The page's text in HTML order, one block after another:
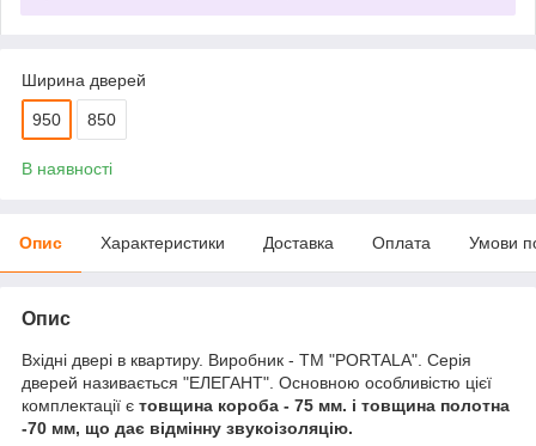
Ширина дверей
950 850
В наявності
Опис Характеристики Доставка Оплата Умови
Опис
Вхідні двері в квартиру. Виробник - ТМ "PORTALA". Серія
дверей називається "ЕЛЕГАНТ". Основною особливістю цієї
комплектації є товщина короба - 75 мм. і товщина полотна
-70 мм, що дає відмінну звукоізоляцію.